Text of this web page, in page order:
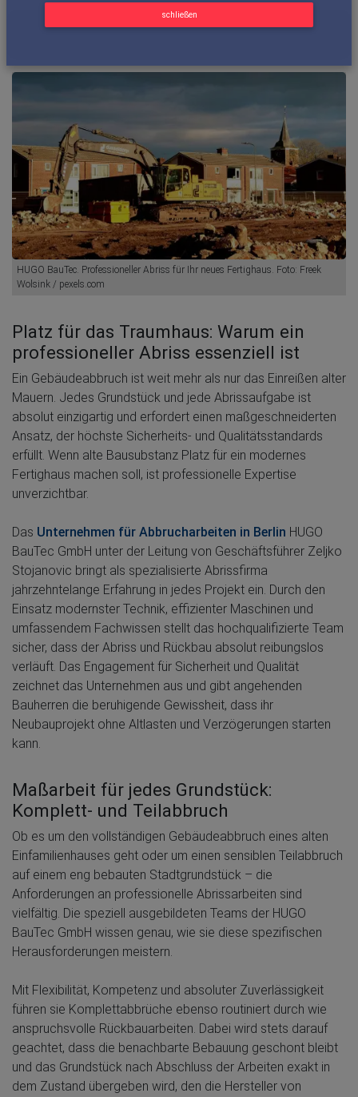
schließen
TL;DR - Das Wichtigste in Kürze
HUGO BauTec. Professioneller Abriss für Ihr neues Fertighaus. Foto: Freek
Wolsink / pexels.com
Platz für das Traumhaus: Warum ein
professioneller Abriss essenziell ist
Ein Gebäudeabbruch ist weit mehr als nur das Einreißen alter
Mauern. Jedes Grundstück und jede Abrissaufgabe ist
absolut einzigartig und erfordert einen maßgeschneiderten
Ansatz, der höchste Sicherheits- und Qualitätsstandards
erfüllt. Wenn alte Bausubstanz Platz für ein modernes
Fertighaus machen soll, ist professionelle Expertise
unverzichtbar.
Das Unternehmen für Abbrucharbeiten in Berlin HUGO
BauTec GmbH unter der Leitung von Geschäftsführer Zeljko
Stojanovic bringt als spezialisierte Abrissfirma
jahrzehntelange Erfahrung in jedes Projekt ein. Durch den
Einsatz modernster Technik, effizienter Maschinen und
umfassendem Fachwissen stellt das hochqualifizierte Team
sicher, dass der Abriss und Rückbau absolut reibungslos
verläuft. Das Engagement für Sicherheit und Qualität
zeichnet das Unternehmen aus und gibt angehenden
Bauherren die beruhigende Gewissheit, dass ihr
Neubauprojekt ohne Altlasten und Verzögerungen starten
kann.
Maßarbeit für jedes Grundstück:
Komplett- und Teilabbruch
Ob es um den vollständigen Gebäudeabbruch eines alten
Einfamilienhauses geht oder um einen sensiblen Teilabbruch
auf einem eng bebauten Stadtgrundstück – die
Anforderungen an professionelle Abrissarbeiten sind
vielfältig. Die speziell ausgebildeten Teams der HUGO
BauTec GmbH wissen genau, wie sie diese spezifischen
Herausforderungen meistern.
Mit Flexibilität, Kompetenz und absoluter Zuverlässigkeit
führen sie Komplettabbrüche ebenso routiniert durch wie
anspruchsvolle Rückbauarbeiten. Dabei wird stets darauf
geachtet, dass die benachbarte Bebauung geschont bleibt
und das Grundstück nach Abschluss der Arbeiten exakt in
dem Zustand übergeben wird, den die Hersteller von